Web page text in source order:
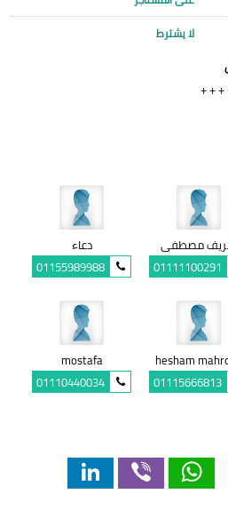
لا يشترط
مصطفى
01111100291
دعاء
01155989988
hesham
01115666813
mostafa
01110440034
WhatsApp